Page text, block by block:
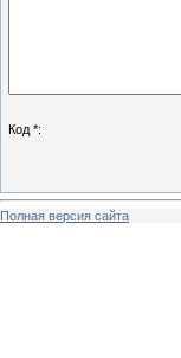
Код *:
Полная версия сайта